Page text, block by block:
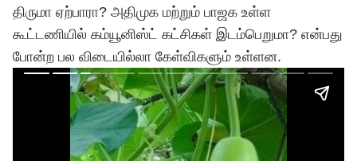
திருமா ஏற்பாரா? அதிமுக மற்றும் பாஜக உள்ள
கூட்டணியில் கம்யூனிஸ்ட் கட்சிகள் இடம்பெறுமா? என்பது
போன்ற பல விடையில்லா கேள்விகளும் உள்ளன.